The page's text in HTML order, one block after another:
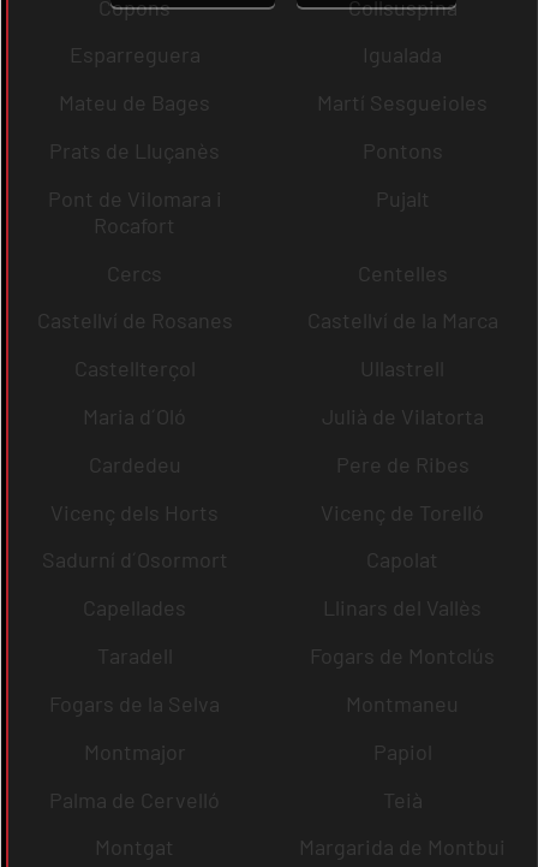
Copons
Collsuspina
Esparreguera
Igualada
Mateu de Bages
Martí Sesgueioles
Prats de Lluçanès
Pontons
Pont de Vilomara i
Rocafort
Pujalt
Cercs
Centelles
Castellví de Rosanes
Castellví de la Marca
Castellterçol
Ullastrell
Maria d´Oló
Julià de Vilatorta
Cardedeu
Pere de Ribes
Vicenç dels Horts
Vicenç de Torelló
Sadurní d´Osormort
Capolat
Capellades
Llinars del Vallès
Taradell
Fogars de Montclús
Fogars de la Selva
Montmaneu
Montmajor
Papiol
Palma de Cervelló
Teià
Montgat
Margarida de Montbui